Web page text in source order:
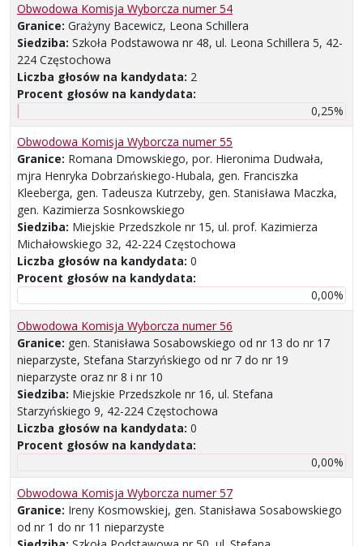
Obwodowa Komisja Wyborcza numer 54
Granice: Grażyny Bacewicz, Leona Schillera
Siedziba: Szkoła Podstawowa nr 48, ul. Leona Schillera 5, 42-
224 Częstochowa
Liczba głosów na kandydata: 2
Procent głosów na kandydata:
0,25%
Obwodowa Komisja Wyborcza numer 55
Granice: Romana Dmowskiego, por. Hieronima Dudwała,
mjra Henryka Dobrzańskiego-Hubala, gen. Franciszka
Kleeberga, gen. Tadeusza Kutrzeby, gen. Stanisława Maczka,
gen. Kazimierza Sosnkowskiego
Siedziba: Miejskie Przedszkole nr 15, ul. prof. Kazimierza
Michałowskiego 32, 42-224 Częstochowa
Liczba głosów na kandydata: 0
Procent głosów na kandydata:
0,00%
Obwodowa Komisja Wyborcza numer 56
Granice: gen. Stanisława Sosabowskiego od nr 13 do nr 17
nieparzyste, Stefana Starzyńskiego od nr 7 do nr 19
nieparzyste oraz nr 8 i nr 10
Siedziba: Miejskie Przedszkole nr 16, ul. Stefana
Starzyńskiego 9, 42-224 Częstochowa
Liczba głosów na kandydata: 0
Procent głosów na kandydata:
0,00%
Obwodowa Komisja Wyborcza numer 57
Granice: Ireny Kosmowskiej, gen. Stanisława Sosabowskiego
od nr 1 do nr 11 nieparzyste